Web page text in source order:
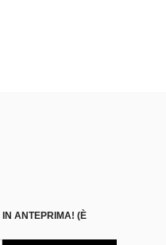
IN ANTEPRIMA! (È